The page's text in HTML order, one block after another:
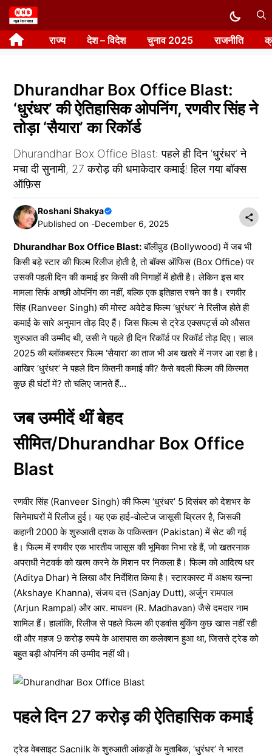
Skip
to
content राज्य देश – विदेश चुनाव 2025 राजनीति
Dhurandhar Box Office Blast:
‘धुरंधर’ की ऐतिहासिक ओपनिंग, रणवीर सिंह ने
तोड़ा ‘सैयारा’ का रिकॉर्ड
Dhurandhar Box Office Blast: पहले ही दिन ‘धुरंधर’ ने
मचा दी सुनामी, 27 करोड़ की धमाकेदार कमाई! हिल गया बॉक्स
ऑफ़िस
Roshani Shakya
Published on -December 6, 2025
Dhurandhar Box Office Blast:बॉलीवुड (Bollywood) में जब भी
किसी बड़े स्टार की फिल्म रिलीज होती है, तो बॉक्स ऑफिस (Box Office) पर
उसकी पहली दिन की कमाई हर किसी की निगाहों में होती है। लेकिन इस बार
मामला सिर्फ अच्छी ओपनिंग का नहीं, बल्कि एक इतिहास रचने का है। रणवीर
सिंह (Ranveer Singh) की मोस्ट अवेटेड फिल्म ‘धुरंधर’ ने रिलीज होते ही
कमाई के सारे अनुमान तोड़ दिए हैं। जिस फिल्म से ट्रेड एक्सपर्ट्स को औसत
शुरुआत की उम्मीद थी, उसी ने पहले ही दिन रिकॉर्ड पर रिकॉर्ड तोड़ दिए। साल
2025 की ब्लॉकबस्टर फिल्म ‘सैयारा’ का ताज भी अब खतरे में नजर आ रहा है।
आखिर ‘धुरंधर’ ने पहले दिन कितनी कमाई की? कैसे बदली फिल्म की किस्मत
कुछ ही घंटों में? तो चलिए जानते हैं…
जब उम्मीदें थीं बेहद
सीमित/Dhurandhar Box Office
Blast
रणवीर सिंह (Ranveer Singh) की फिल्म ‘धुरंधर’ 5 दिसंबर को देशभर के
सिनेमाघरों में रिलीज हुई। यह एक हाई-वोल्टेज जासूसी थ्रिलर है, जिसकी
कहानी 2000 के शुरुआती दशक के पाकिस्तान (Pakistan) में सेट की गई
है। फिल्म में रणवीर एक भारतीय जासूस की भूमिका निभा रहे हैं, जो खतरनाक
अपराधी नेटवर्क को खत्म करने के मिशन पर निकला है। फिल्म को आदित्य धर
(Aditya Dhar) ने लिखा और निर्देशित किया है। स्टारकास्ट में अक्षय खन्ना
(Akshaye Khanna), संजय दत्त (Sanjay Dutt), अर्जुन रामपाल
(Arjun Rampal) और आर. माधवन (R. Madhavan) जैसे दमदार नाम
शामिल हैं। हालांकि, रिलीज से पहले फिल्म की एडवांस बुकिंग कुछ खास नहीं रही
थी और महज 9 करोड़ रुपये के आसपास का कलेक्शन हुआ था, जिससे ट्रेड को
बहुत बड़ी ओपनिंग की उम्मीद नहीं थी।
पहले दिन 27 करोड़ की ऐतिहासिक कमाई
ट्रेड वेबसाइट Sacnilk के शुरुआती आंकड़ों के मुताबिक, ‘धुरंधर’ ने भारत